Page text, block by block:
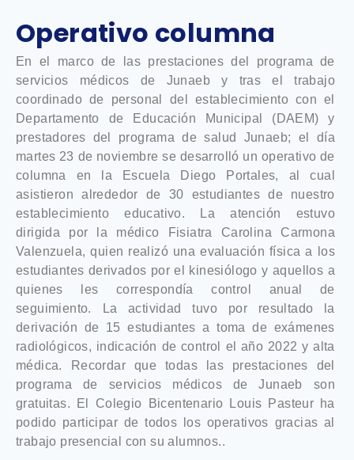
Operativo columna
En el marco de las prestaciones del programa de
servicios médicos de Junaeb y tras el trabajo
coordinado de personal del establecimiento con el
Departamento de Educación Municipal (DAEM) y
prestadores del programa de salud Junaeb; el día
martes 23 de noviembre se desarrolló un operativo de
columna en la Escuela Diego Portales, al cual
asistieron alrededor de 30 estudiantes de nuestro
establecimiento educativo. La atención estuvo
dirigida por la médico Fisiatra Carolina Carmona
Valenzuela, quien realizó una evaluación física a los
estudiantes derivados por el kinesiólogo y aquellos a
quienes les correspondía control anual de
seguimiento. La actividad tuvo por resultado la
derivación de 15 estudiantes a toma de exámenes
radiológicos, indicación de control el año 2022 y alta
médica. Recordar que todas las prestaciones del
programa de servicios médicos de Junaeb son
gratuitas. El Colegio Bicentenario Louis Pasteur ha
podido participar de todos los operativos gracias al
trabajo presencial con su alumnos..